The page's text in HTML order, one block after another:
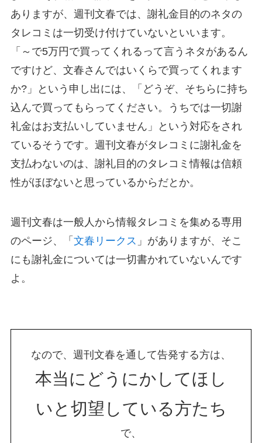
ありますが、週刊文春では、謝礼金目的のネタの
タレコミは一切受け付けていないといいます。
「～で5万円で買ってくれるって言うネタがあるん
ですけど、文春さんではいくらで買ってくれます
か?」という申し出には、「どうぞ、そちらに持ち
込んで買ってもらってください。うちでは一切謝
礼金はお支払いしていません」という対応をされ
ているそうです。週刊文春がタレコミに謝礼金を
支払わないのは、謝礼目的のタレコミ情報は信頼
性がほぼないと思っているからだとか。
週刊文春は一般人から情報タレコミを集める専用
のページ、「 文春リークス 」がありますが、そこ
にも謝礼金については一切書かれていないんです
よ。
なので、週刊文春を通して告発する方は、
本当にどうにかしてほし
いと切望している方たち
で、